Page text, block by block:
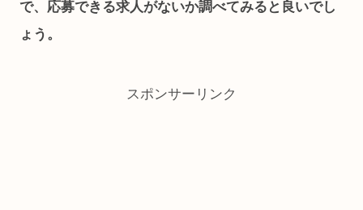
で、応募できる求人がないか調べてみると良いでし
ょう。
スポンサーリンク